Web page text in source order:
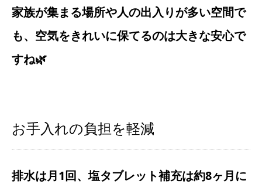
家族が集まる場所や人の出入りが多い空間で
も、空気をきれいに保てるのは大きな安心で
すね🌿
お手入れの負担を軽減
排水は月1回、塩タブレット補充は約8ヶ月に